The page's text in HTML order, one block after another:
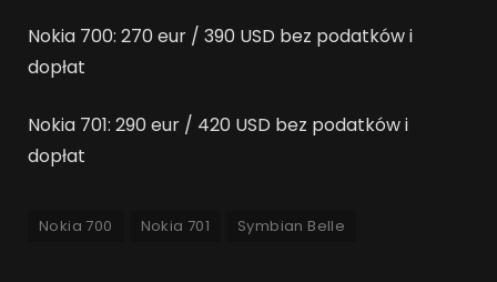
Nokia 700: 270 eur / 390 USD bez podatków i
dopłat
Nokia 701: 290 eur / 420 USD bez podatków i
dopłat
Nokia 700 Nokia 701 Symbian Belle